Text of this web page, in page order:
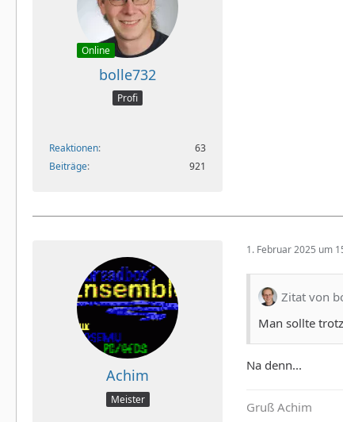
Online
bolle732
Profi
Reaktionen
63
Beiträge
921
Achim
Meister
1. Februar 2025 um
Zitat von
Man sollte
Na denn...
Gruß Achim